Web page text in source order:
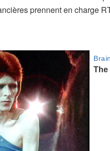
prennent en charge